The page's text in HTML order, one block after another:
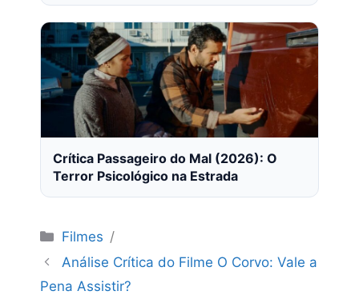
Crítica Passageiro do Mal (2026): O
Terror Psicológico na Estrada
Categorias
Filmes
Análise Crítica do Filme O Corvo: Vale a
Pena Assistir?